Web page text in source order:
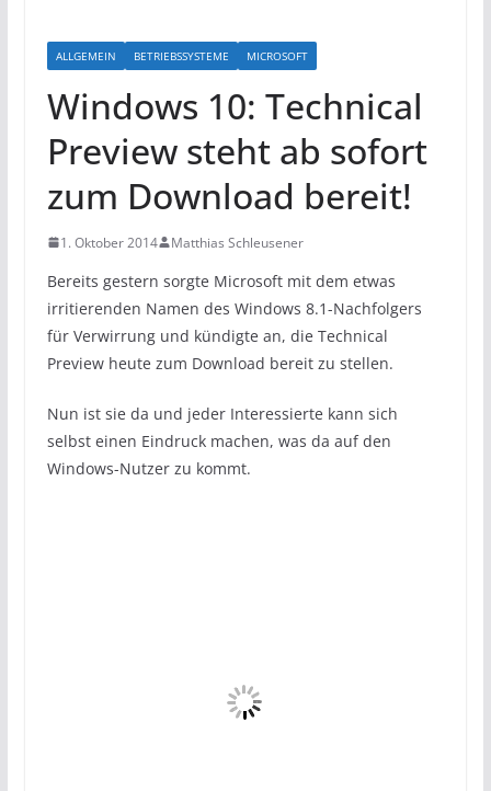
ALLGEMEIN BETRIEBSSYSTEME MICROSOFT
Windows 10: Technical
Preview steht ab sofort
zum Download bereit!
1. Oktober 2014 Matthias Schleusener
Bereits gestern sorgte Microsoft mit dem etwas
irritierenden Namen des Windows 8.1-Nachfolgers
für Verwirrung und kündigte an, die Technical
Preview heute zum Download bereit zu stellen.
Nun ist sie da und jeder Interessierte kann sich
selbst einen Eindruck machen, was da auf den
Windows-Nutzer zu kommt.